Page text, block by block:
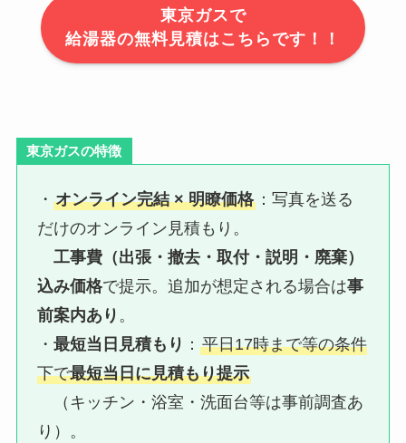
東京ガスで
給湯器の無料見積はこちらです！！
東京ガスの特徴
・オンライン完結 × 明瞭価格 ：写真を送る
だけのオンライン見積もり。
工事費（出張・撤去・取付・説明・廃棄）
込み価格で提示。追加が想定される場合は事
前案内あり 。
・最短当日見積もり ：平日17時まで等の条件
下で最短当日に見積もり提示
（キッチン・浴室・洗面台等は事前調査あ
り）。